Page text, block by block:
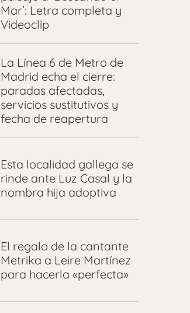
Mar’: Letra completa y
Videoclip
La Línea 6 de Metro de
Madrid echa el cierre:
paradas afectadas,
servicios sustitutivos y
fecha de reapertura
Esta localidad gallega se
rinde ante Luz Casal y la
nombra hija adoptiva
El regalo de la cantante
Metrika a Leire Martínez
para hacerla «perfecta»